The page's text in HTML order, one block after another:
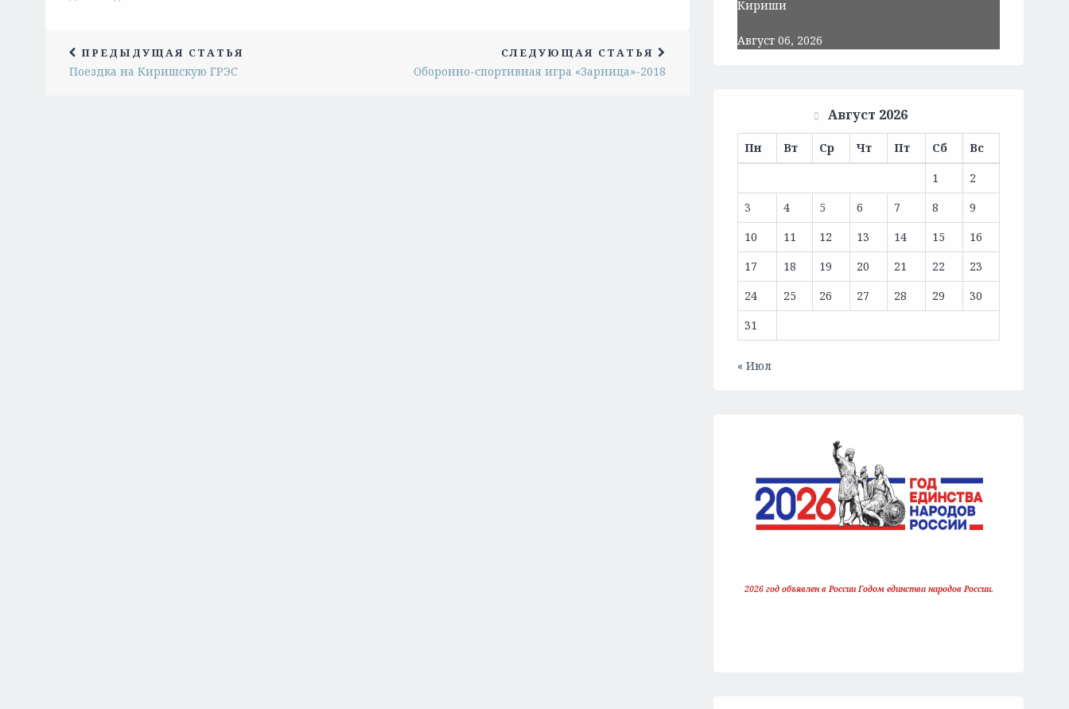
ПРЕДЫДУЩАЯ СТАТЬЯ
Поездка на Киришскую ГРЭС
СЛЕДУЮЩАЯ СТАТЬЯ
Оборонно-спортивная игра «Зарница»-2018
Кириши
Август 06, 2026
Август 2026
Пн Вт Ср Чт Пт Сб
Вс
1
2
3
4 5 6 7 8
9
10
11 12 13 14 15
16
17
18 19 20 21 22
23
24
25 26 27 28 29
30
31
« Июл
2026 год объявлен в России Годом единства народов России.